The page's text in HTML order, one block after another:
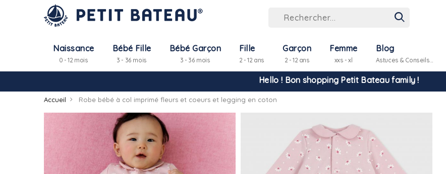
Naissance
0 - 12 mois
Bébé Fille
3 - 36 mois
Bébé Garçon
3 - 36 mois
Fille
2 - 12 ans
Garçon
2 - 12 ans
Femme
xxs - xl
Blog
Astuces & Conseils...
Hello ! Bon shopping Petit Bateau family !
La livraison est assurée partout en Tunisie !
-10% pour tout paiement par carte bancaire (hors promo)
Accueil Robe bébé à col imprimé fleurs et coeurs et legging en coton